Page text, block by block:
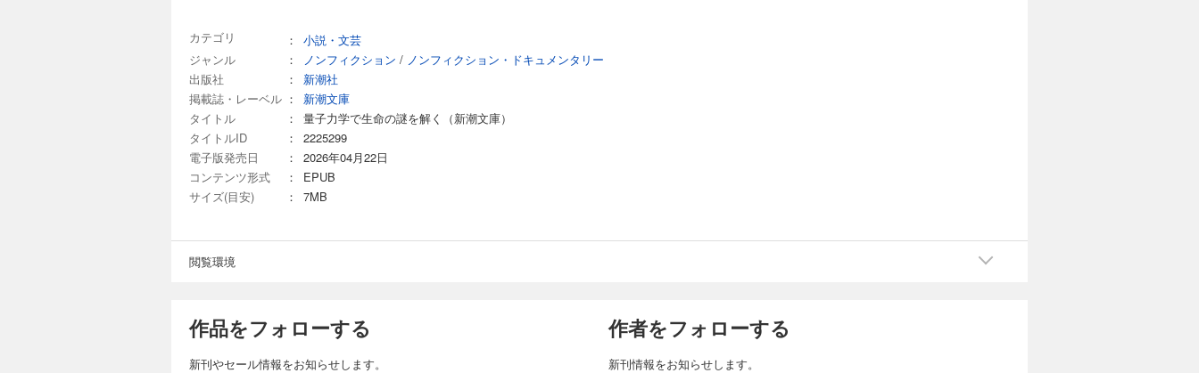
カテゴリ ：
小説・文芸
ジャンル
： ノンフィクション / ノンフィクション・ドキュメンタリー
出版社
：
新潮社
掲載誌・レーベル ：
新潮文庫
タイトル
：
量子力学で生命の謎を解く（新潮文庫）
タイトルID
：
2225299
電子版発売日
：
2026年04月22日
コンテンツ形式
：
EPUB
サイズ(目安)
： 7MB
閲覧環境
作品をフォローする
新刊やセール情報をお知らせします。
作者をフォローする
新刊情報をお知らせします。